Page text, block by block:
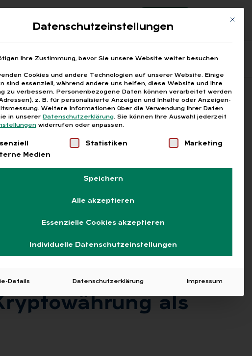
Suchen
Registrierung
Fragen aus den ARGEn Printausgaben
als
Mit
Datenschutzeinstellungen
Ihre Zustimmung, bevor Sie unsere Website weiter besuchen
Cookies und andere Technologien auf unserer Website. Einige
sind essenziell, während andere uns helfen, diese Website und Ihre
zu verbessern. Personenbezogene Daten können verarbeitet werden
z. B. für personalisierte Anzeigen und Inhalte oder Anzeigen-
Weitere Informationen über die Verwendung Ihrer Daten
in unserer Datenschutzerklärung. Sie können Ihre Auswahl jederzeit
widerrufen oder anpassen.
eine Liste der Service-Gruppen, für die eine
Statistiken
Marketing
Medien
Speichern
Alle akzeptieren
Essenzielle Cookies akzeptieren
Individuelle Datenschutzeinstellungen
Details Datenschutzerklärung Impressum